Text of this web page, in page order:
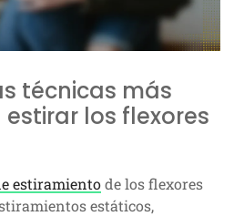
técnicas más
los flexores
estiramientode los flexores
estáticos,